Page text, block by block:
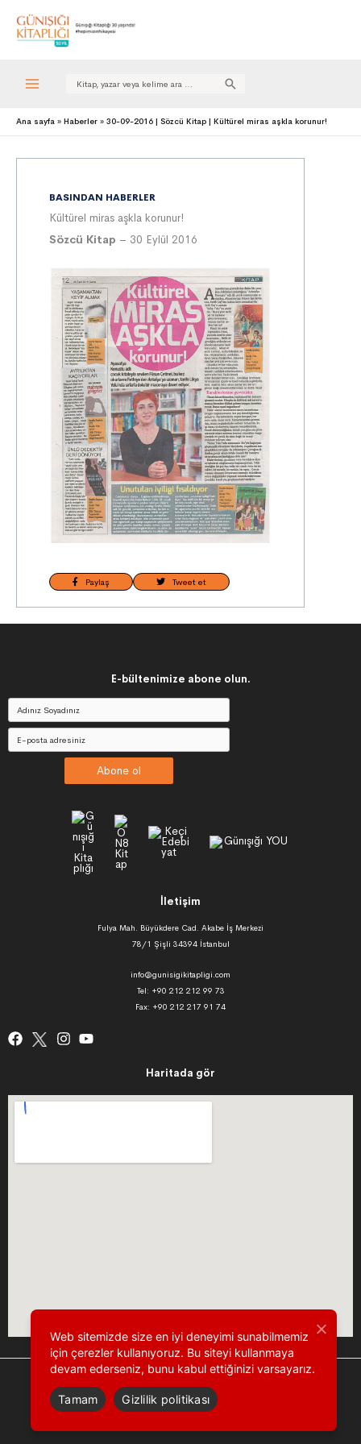
Search
Ana sayfa Haberler 30-09-2016 | Sözcü Kitap | Kültürel miras aşkla korunur!
BASINDAN HABERLER
Kültürel miras aşkla korunur!
Sözcü Kitap – 30 Eylül 2016
Paylaş Tweet et
E-bültenimize abone olun.
Abone ol
İletişim
Fulya Mah. Büyükdere Cad. Akabe İş Merkezi
78/1 Şişli 34394 İstanbul
info@gunisigikitapligi.com
Tel: +90 212 212 99 73
Fax: +90 212 217 91 74
Haritada gör
Web sitemizde size en iyi deneyimi sunabilmemiz
için çerezler kullanıyoruz. Bu siteyi kullanmaya
devam ederseniz, bunu kabul ettiğinizi varsayarız.
Tamam Gizlilik politikası